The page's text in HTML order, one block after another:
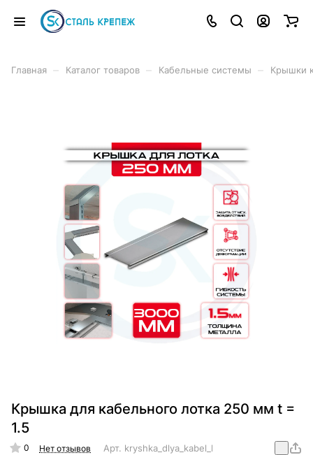
Главная Каталог товаров Кабельные системы Крышки
Крышка для кабельного лотка 250 мм t =
1.5
0 Нет отзывов Арт. kryshka_dlya_kabel_lotka_250_mm_t_=_1.5